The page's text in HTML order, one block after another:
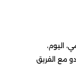
اليوم،
مع الفريق